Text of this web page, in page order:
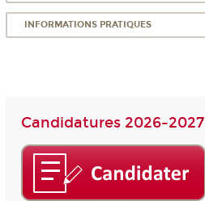
INFORMATIONS PRATIQUES
Candidatures 2026-2027